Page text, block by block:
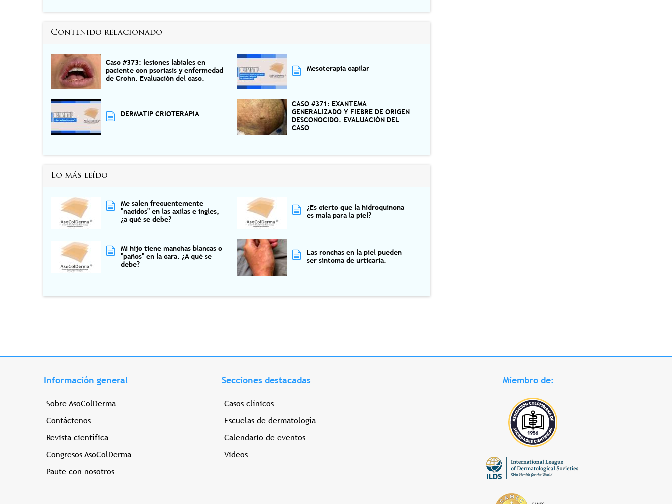
Contenido relacionado
Caso #373: lesiones labiales en
paciente con psoriasis y enfermedad
de Crohn. Evaluación del caso.
Mesoterapia capilar
DERMATIP CRIOTERAPIA
CASO #371: EXANTEMA
GENERALIZADO Y FIEBRE DE ORIGEN
DESCONOCIDO. EVALUACIÓN DEL
CASO
Lo más leído
Me salen frecuentemente
"nacidos" en las axilas e ingles,
¿a qué se debe?
¿Es cierto que la hidroquinona
es mala para la piel?
Mi hijo tiene manchas blancas o
"paños" en la cara. ¿A qué se
debe?
Las ronchas en la piel pueden
ser síntoma de urticaria.
Información general
Sobre AsoColDerma
Contáctenos
Revista científica
Congresos AsoColDerma
Paute con nosotros
Secciones destacadas
Casos clínicos
Escuelas de dermatología
Calendario de eventos
Videos
Miembro de: